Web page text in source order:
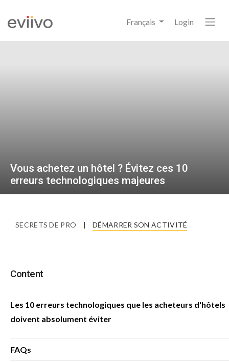
Français Login
Vous achetez un hôtel ? Évitez ces 10
erreurs technologiques majeures
SECRETS DE PRO | DÉMARRER SON ACTIVITÉ
Content
Les 10 erreurs technologiques que les acheteurs d'hôtels
doivent absolument éviter
FAQs